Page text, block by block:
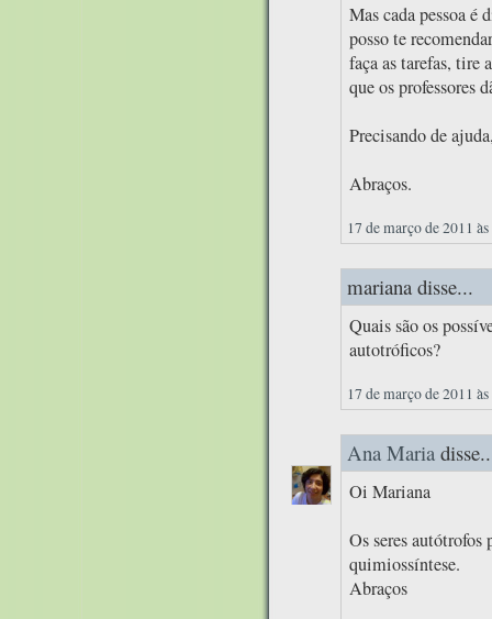
Mas cada pessoa
posso te
faça as tarefas, tire
que os professores
Precisando de
Abraços.
17 de março de 2011
mariana disse...
Quais são os
autotróficos?
17 de março de 2011
Ana Maria
Oi Mariana
Os seres autótrofos
quimiossíntese.
Abraços